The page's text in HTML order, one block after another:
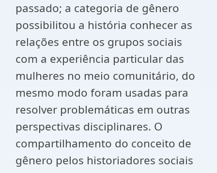
passado; a categoria de gênero
possibilitou a história conhecer as
relações entre os grupos sociais
com a experiência particular das
mulheres no meio comunitário, do
mesmo modo foram usadas para
resolver problemáticas em outras
perspectivas disciplinares. O
compartilhamento do conceito de
gênero pelos historiadores sociais